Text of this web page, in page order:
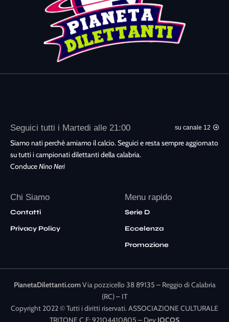
Seguici tutti i Martedi alle 21:00 su canale 12
Siamo nati perchè amiamo il calcio. Seguici e resta sempre aggiornato
su tutti i campionati dilettanti della calabria.
ConduceNino Neri
Chi Siamo
Contatti
Privacy Policy
Menu rapido
Serie D
Eccelenza
Promozione
PianetaDilettanti.comVia pozzicello 38 89135 – Reggio di Calabria
(RC) – IT
Copyright 2022 © Tutti i diritti riservati. ASSOCIAZIONE CULTURALE
TRITONE C.F: 92104410805 – Dev IOCOS